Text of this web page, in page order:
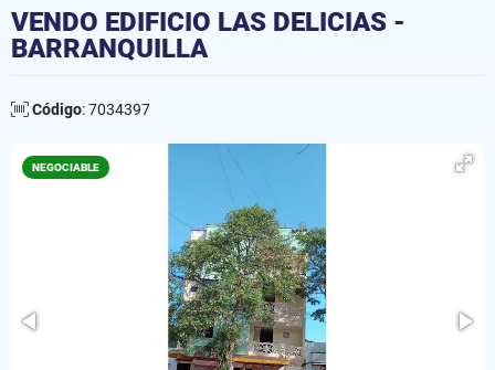
VENDO EDIFICIO LAS DELICIAS -
BARRANQUILLA
Código: 7034397
NEGOCIABLE